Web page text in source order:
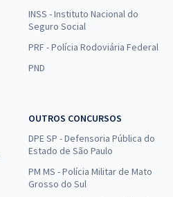
INSS - Instituto Nacional do
Seguro Social
PRF - Polícia Rodoviária Federal
PND
OUTROS CONCURSOS
DPE SP - Defensoria Pública do
Estado de São Paulo
PM MS - Polícia Militar de Mato
Grosso do Sul